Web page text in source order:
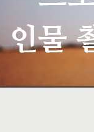
할 수 있는 24mm
50mm
촬영해 둔다